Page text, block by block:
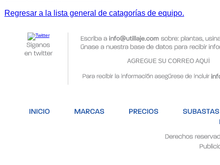
Regresar a la lista general de catagorías de equipo.